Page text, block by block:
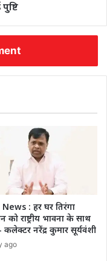
: हर घर तिरंगा
को राष्ट्रीय भावना के साथ
कलेक्टर नरेंद्र कुमार सूर्यवंशी
ago